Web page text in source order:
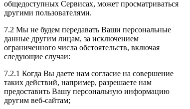
общедоступных Сервисах, может просматриваться
другими пользователями.
7.2 Мы не будем передавать Ваши персональные
данные другим лицам, за исключением
ограниченного числа обстоятельств, включая
следующие случаи:
7.2.1 Когда Вы даете нам согласие на совершение
таких действий, например, разрешаете нам
предоставить Вашу персональную информацию
другим веб-сайтам;